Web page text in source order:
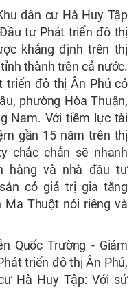
dân cư Hà Huy Tập
tư Phát triển đô thị
khẳng định trên thị
thành trên cả nước.
triển đô thị Ân Phú có
phường Hòa Thuận,
Nam. Với tiềm lực tài
gần 15 năm trên thị
chắc chắn sẽ nhanh
hàng và nhà đầu tư
có giá trị gia tăng
Thuột nói riêng và
Quốc Trường - Giám
triển đô thị Ân Phú,
Hà Huy Tập: Với sứ